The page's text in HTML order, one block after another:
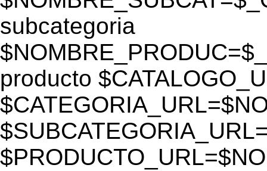
subcategoria
producto